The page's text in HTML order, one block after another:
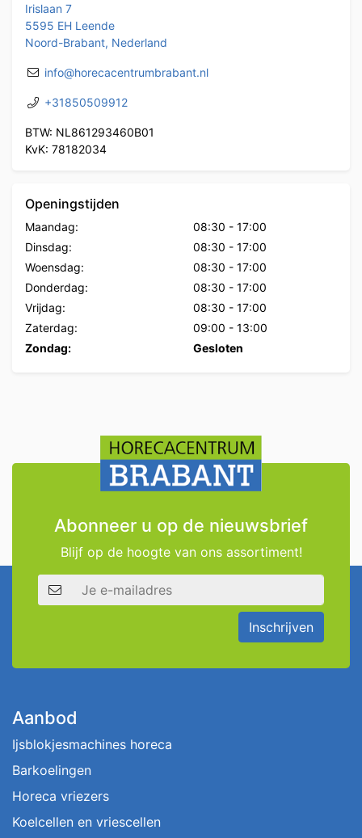
Irislaan 7
5595 EH Leende
Noord-Brabant, Nederland
info@horecacentrumbrabant.nl
+31850509912
BTW: NL861293460B01
KvK: 78182034
Openingstijden
Maandag: 08:30 - 17:00
Dinsdag:
08:30 - 17:00
Woensdag:
08:30 - 17:00
Donderdag:
08:30 - 17:00
Vrijdag:
08:30 - 17:00
Zaterdag:
09:00 - 13:00
Zondag:
Gesloten
Abonneer u op de nieuwsbrief
Blijf op de hoogte van ons assortiment!
E-mailadres
Inschrijven
Aanbod
Ijsblokjesmachines horeca
Barkoelingen
Horeca vriezers
Koelcellen en vriescellen